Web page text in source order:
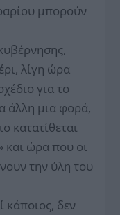
μπορούν
λίγη ώρα
για το
άλλη μια φορά,
κατατίθεται
και ώρα που οι
την ύλη του
κάποιος, δεν